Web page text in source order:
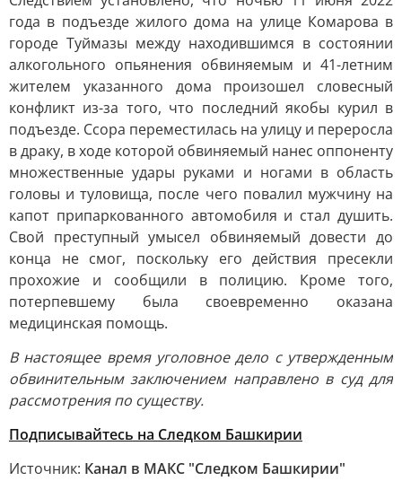
года в подъезде жилого дома на улице Комарова в
городе Туймазы между находившимся в состоянии
алкогольного опьянения обвиняемым и 41-летним
жителем указанного дома произошел словесный
конфликт из-за того, что последний якобы курил в
подъезде. Ссора переместилась на улицу и переросла
в драку, в ходе которой обвиняемый нанес оппоненту
множественные удары руками и ногами в область
головы и туловища, после чего повалил мужчину на
капот припаркованного автомобиля и стал душить.
Свой преступный умысел обвиняемый довести до
конца не смог, поскольку его действия пресекли
прохожие и сообщили в полицию. Кроме того,
потерпевшему была своевременно оказана
медицинская помощь.
В настоящее время уголовное дело с утвержденным
обвинительным заключением направлено в суд для
рассмотрения по существу.
Подписывайтесь на Следком Башкирии
Источник: Канал в МАКС "Следком Башкирии"